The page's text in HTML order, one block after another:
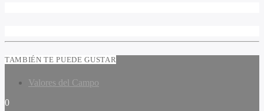
TAMBIÉN TE PUEDE GUSTAR
Valores del Campo
0